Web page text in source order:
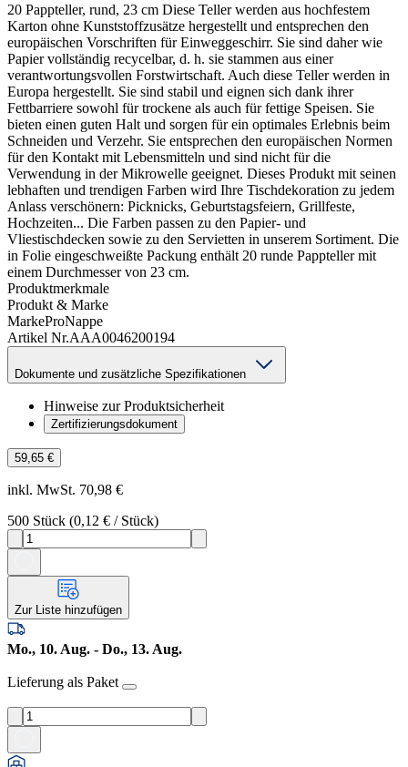
20 Pappteller, rund, 23 cm Diese Teller werden aus hochfestem
Karton ohne Kunststoffzusätze hergestellt und entsprechen den
europäischen Vorschriften für Einweggeschirr. Sie sind daher wie
Papier vollständig recycelbar, d. h. sie stammen aus einer
verantwortungsvollen Forstwirtschaft. Auch diese Teller werden in
Europa hergestellt. Sie sind stabil und eignen sich dank ihrer
Fettbarriere sowohl für trockene als auch für fettige Speisen. Sie
bieten einen guten Halt und sorgen für ein optimales Erlebnis beim
Schneiden und Verzehr. Sie entsprechen den europäischen Normen
für den Kontakt mit Lebensmitteln und sind nicht für die
Verwendung in der Mikrowelle geeignet. Dieses Produkt mit seinen
lebhaften und trendigen Farben wird Ihre Tischdekoration zu jedem
Anlass verschönern: Picknicks, Geburtstagsfeiern, Grillfeste,
Hochzeiten... Die Farben passen zu den Papier- und
Vliestischdecken sowie zu den Servietten in unserem Sortiment. Die
in Folie eingeschweißte Packung enthält 20 runde Pappteller mit
einem Durchmesser von 23 cm.
Produktmerkmale
Produkt & Marke
MarkeProNappe
Artikel Nr.AAA0046200194
Dokumente und zusätzliche Spezifikationen
Hinweise zur Produktsicherheit
Zertifizierungsdokument
59,65 €
inkl. MwSt. 70,98 €
500 Stück (0,12 € / Stück)
Zur Liste hinzufügen
Mo., 10. Aug. - Do., 13. Aug.
Lieferung als Paket